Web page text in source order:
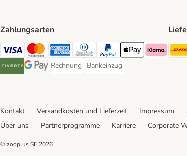
Zahlungsarten
Visa Payment Method
Mastercard Payment Method
American Express Payment Method
Diners Club Payment Method
PayPal Payment Method
Apple Pay Payment
Klarna
Riverty Payment Method
Google Pay Payment Method
Rechnung
Rechnung Payment Method
Bankeinzug
Bankeinzug Payment Method
Kontakt Versandkosten und Lieferzeit Impressum
Über uns
Partnerprogramme Karriere Corporate
© zooplus SE 2026